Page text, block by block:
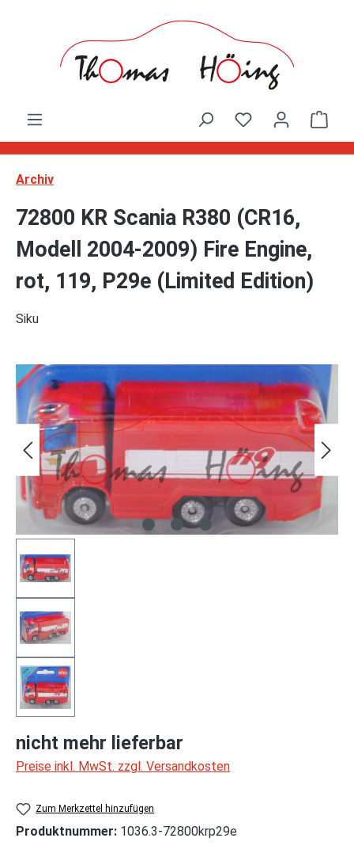
Archiv
72800 KR Scania R380 (CR16,
Modell 2004-2009) Fire Engine,
rot, 119, P29e (Limited Edition)
Siku
Bildergalerie überspringen
nicht mehr lieferbar
Preise inkl. MwSt. zzgl. Versandkosten
Zum Merkzettel hinzufügen
Produktnummer: 1036.3-72800krp29e